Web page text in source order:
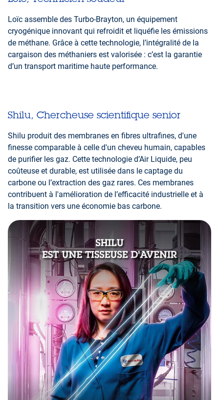
Loïc assemble des Turbo-Brayton, un équipement
cryogénique innovant qui refroidit et liquéfie les émissions
de méthane. Grâce à cette technologie, l’intégralité de la
cargaison des méthaniers est valorisée : c’est la garantie
d’un transport maritime haute performance.
Shilu, Chercheuse scientifique senior
Shilu produit des membranes en fibres ultrafines, d'une
finesse comparable à celle d'un cheveu humain, capables
de purifier les gaz. Cette technologie d’Air Liquide, peu
coûteuse et durable, est utilisée dans le captage du
carbone ou l’extraction des gaz rares. Ces membranes
contribuent à l'amélioration de l’efficacité industrielle et à
la transition vers une économie bas carbone.